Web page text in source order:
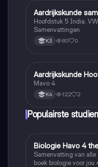
Aardrijkskunde
Aardrijkskunde
Hoofdstuk 5 India.
Samenvattingen
K3 80 0
Aardrijkskunde
Aardrijkskunde
Mavo 4
K4 122 2
Populairste
Biologie
Biologie Havo 4
Samenvatting van
boek biologie voor jou